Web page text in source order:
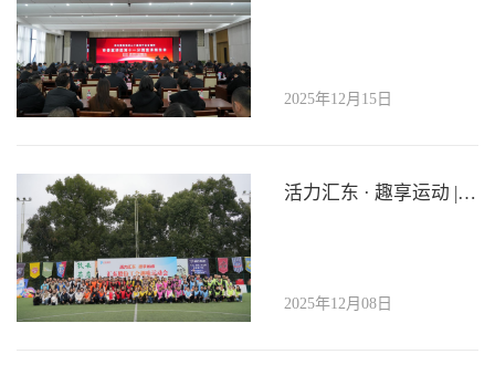
2025年12月15日
活力汇东 · 趣享运动 | 汇东股份公司工会趣味运动会圆满落幕
2025年12月08日